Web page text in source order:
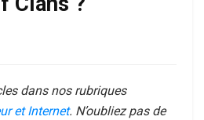
dans nos rubriques
et Internet. N’oubliez pas de